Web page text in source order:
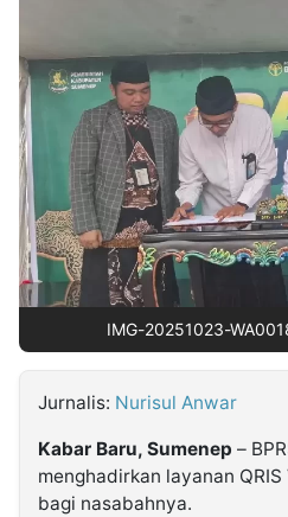
Partner
Insight
NTB
Suara
Time
Lens
IDN
Daily
Jogja
Jalan
Rakyat
Idealita
News
Kita
Notice
Dinamikapost.com
Radar
Baru
Seedbacklink
Follow
Kabarbaru
IMG-20251023-
Jurnalis: Nurisul Anwar
Kabar Baru, Sumenep –
menghadirkan layanan
bagi nasabahnya.